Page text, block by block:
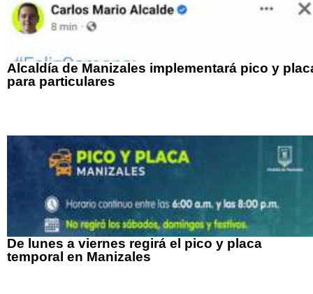
Alcaldía de Manizales implementará pico y
para particulares
De lunes a viernes regirá el pico y placa
temporal en Manizales